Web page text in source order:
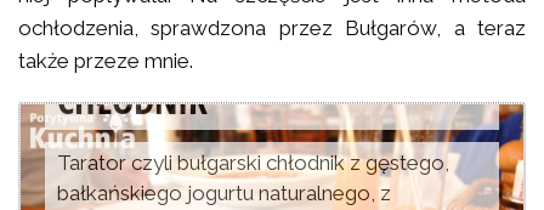
ochłodzenia, sprawdzona przez Bułgarów, a teraz
także przeze mnie.
TARATOR – BUŁGARSKI
CHŁODNIK
Tarator czyli bułgarski chłodnik z gęstego,
bałkańskiego jogurtu naturalnego, z